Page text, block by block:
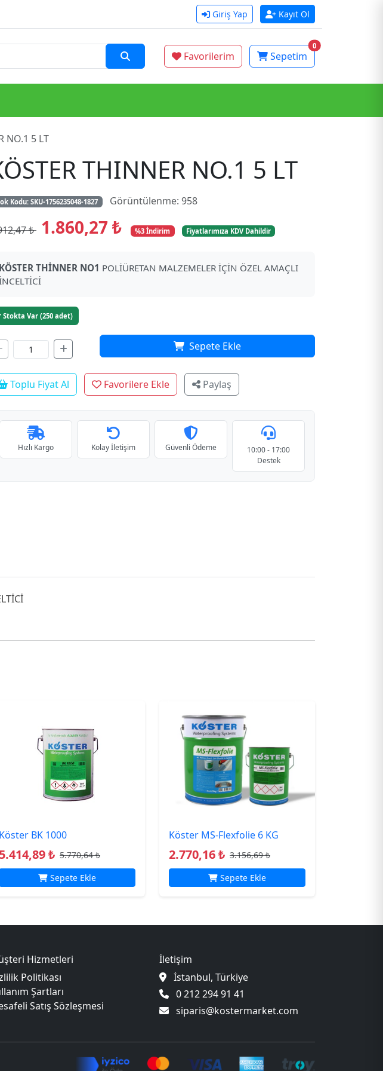
Giriş Yap Kayıt Ol
Favorilerim Sepetim
0
NO.1 5 LT
THINNER NO.1 5 LT
Kodu:SKU-1756235048-1827 Görüntülenme: 958
₺ 1.860,27 ₺ %3 İndirim Fiyatlarımıza KDV Dahildir
KÖSTER THİNNER NO1 POLİÜRETAN MALZEMELER İÇİN ÖZEL AMAÇLI
Stokta Var (250 adet)
Sepete Ekle
Toplu Fiyat Al Favorilere Ekle Paylaş
Hızlı Kargo Kolay İletişim Güvenli Ödeme
10:00 - 17:00
Destek
Köster BK 1000
5.414,89 ₺ 5.770,64 ₺
Sepete Ekle
Köster MS-Flexfolie 6 KG
2.770,16 ₺ 3.156,69 ₺
Sepete Ekle
Hizmetleri
Politikası
Şartları
Satış Sözleşmesi
İletişim
İstanbul, Türkiye
0 212 294 91 41
siparis@kostermarket.com